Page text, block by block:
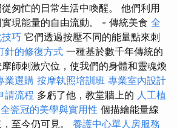
匆忙的日常生活中喚醒。 他們利用
現能量的自由流動。 - 傳統美食 全
巧 它們透過按壓不同的能量點來刺
針的修復方式 一種基於數千年傳統的
師刺激穴位，使我們的身體和靈魂煥
業選購 按摩執照培訓班 專業室內設計
請流程 多虧了他，教堂牆上的 人工植
全瓷冠的美學與實用性 個描繪能量線
至今仍可見。 養護中心單人房服務